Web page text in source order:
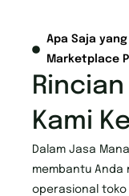
Apa Saja
Marketplace
Kami
Dalam Jasa
membantu Anda
operasional